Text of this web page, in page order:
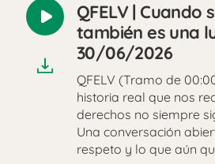
Reproducir
audio
QFELV | Cuando
también es una
30/06/2026
QFELV (Tramo de
historia real que nos
derechos no siempre
Una conversación
respeto y lo que aún